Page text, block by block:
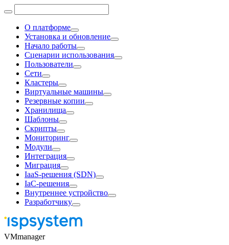
О платформе
Установка и обновление
Начало работы
Сценарии использования
Пользователи
Сети
Кластеры
Виртуальные машины
Резервные копии
Хранилища
Шаблоны
Скрипты
Мониторинг
Модули
Интеграция
Миграция
IaaS-решения (SDN)
IaC-решения
Внутреннее устройство
Разработчику
VMmanager